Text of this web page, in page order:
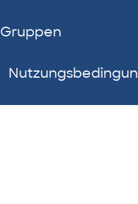
Gruppen